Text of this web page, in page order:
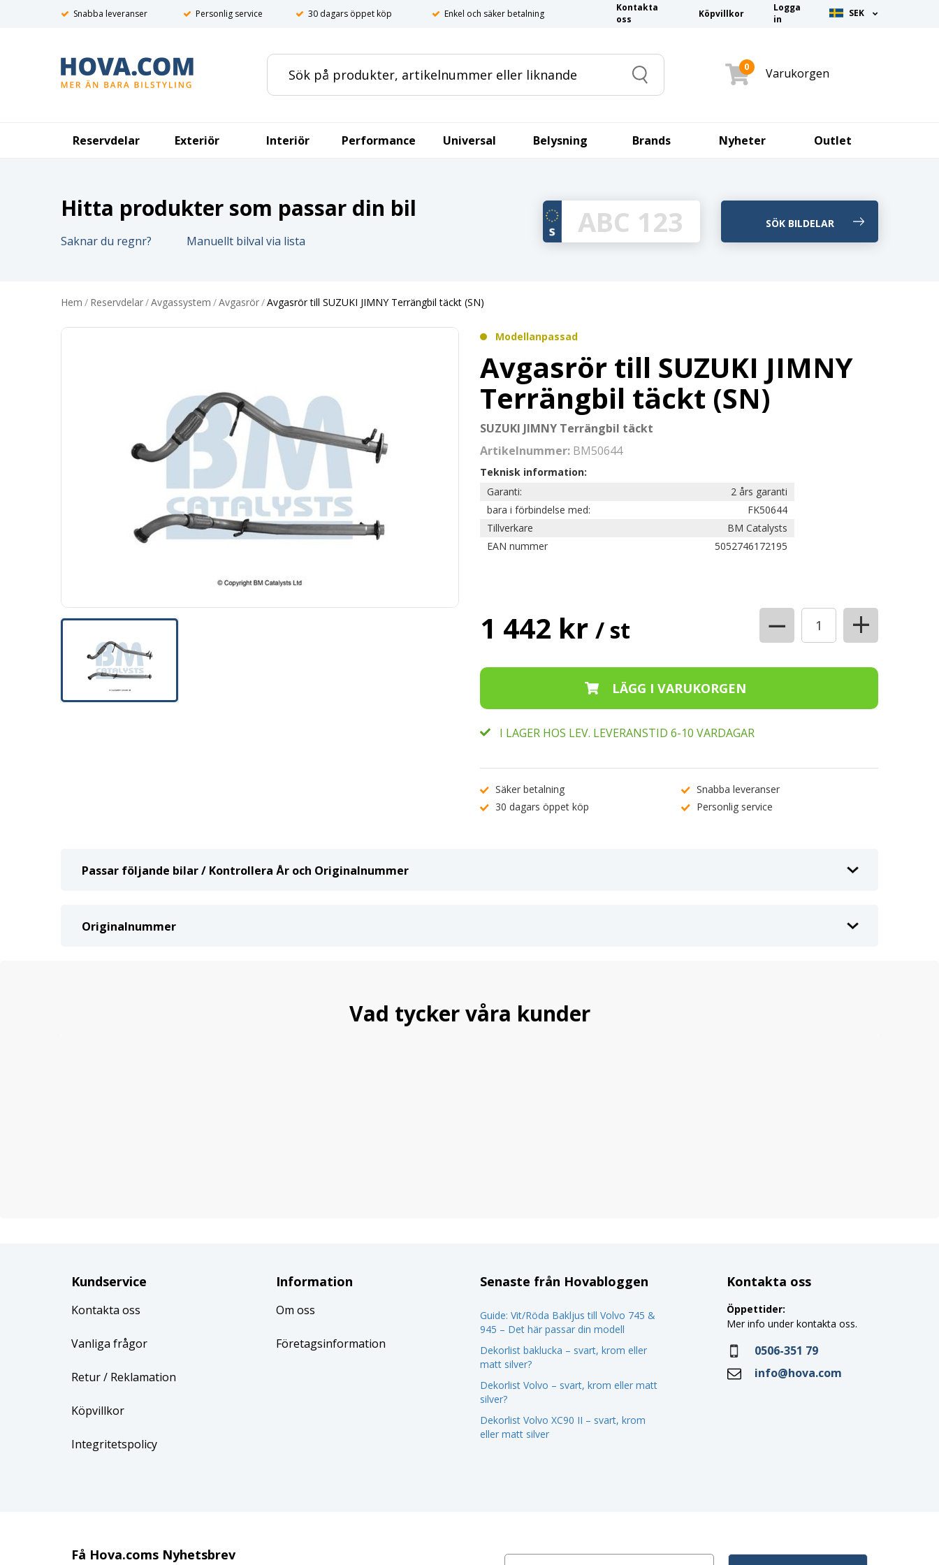
Snabba leveranser Personlig service 30 dagars öppet köp Enkel och säker betalning
Kontakta
oss
Köpvillkor
Logga
in
SEK
Search
0 Varukorgen
Reservdelar Exteriör Interiör Performance Universal Belysning Brands Nyheter Outlet
Hitta produkter som passar din bil
Saknar du regnr? Manuellt bilval via lista
Hem / Reservdelar/Avgassystem /Avgasrör/Avgasrör till SUZUKI JIMNY Terrängbil täckt (SN)
Modellanpassad
Avgasrör till SUZUKI JIMNY
Terrängbil täckt (SN)
SUZUKI JIMNY Terrängbil täckt
Artikelnummer: BM50644
Teknisk information:
Garanti:
2 års garanti
bara i förbindelse med:
FK50644
Tillverkare
BM Catalysts
EAN nummer
5052746172195
1 442 kr / st − +
I LAGER HOS LEV. LEVERANSTID 6-10 VARDAGAR
Säker betalning
Snabba leveranser
30 dagars öppet köp
Personlig service
Passar följande bilar / Kontrollera År och Originalnummer
Originalnummer
Vad tycker våra kunder
Kundservice
Kontakta oss
Vanliga frågor
Retur/ Reklamation
Köpvillkor
Integritetspolicy
Information
Om oss
Företagsinformation
Senaste från Hovabloggen
Guide: Vit/Röda Bakljus till Volvo 745 &
945 – Det här passar din modell
Dekorlist baklucka – svart, krom eller
matt silver?
Dekorlist Volvo – svart, krom eller matt
silver?
Dekorlist Volvo XC90 II – svart, krom
eller matt silver
Kontakta oss
Öppettider:
Mer info under kontakta oss.
0506-351 79
info@hova.com
Få Hova.coms Nyhetsbrev